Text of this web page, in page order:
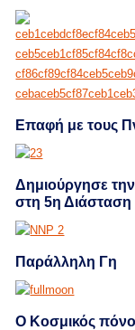
Επαφή με τους
Δημιούργησε
στη 5η Διάσταση
Παράλληλη Γη
Ο Κοσμικός